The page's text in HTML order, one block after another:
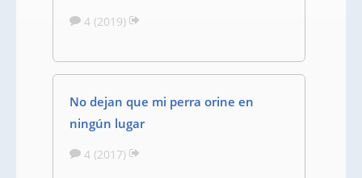
4 (2019)
No dejan que mi perra orine en
ningún lugar
4 (2017)